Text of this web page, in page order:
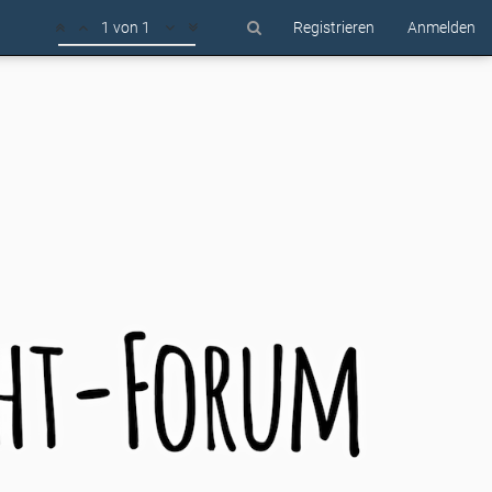
Registrieren Anmelden
1 von 1